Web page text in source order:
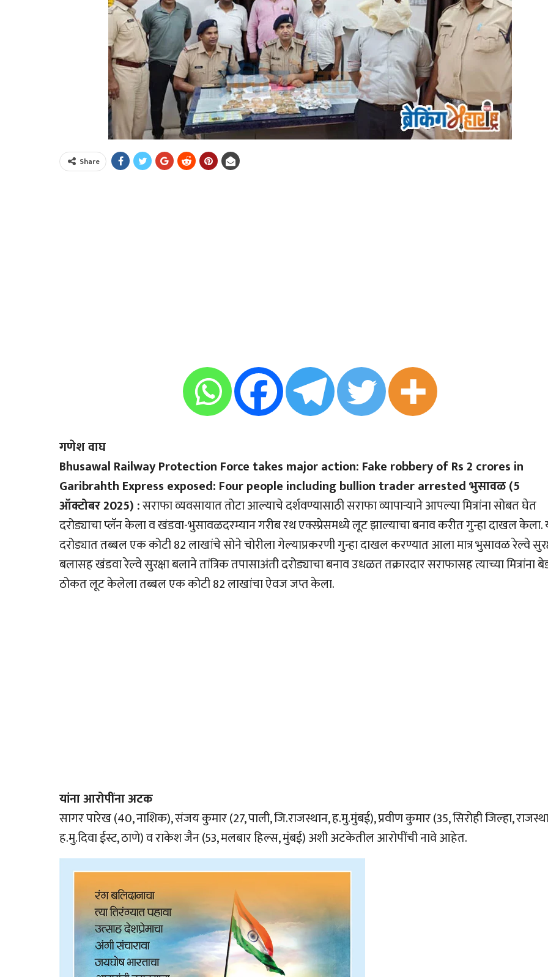
Share
गणेश वाघ
Bhusawal Railway Protection Force takes major action: Fake robbery of Rs 2 crores in
Garibrahth Express exposed: Four people including bullion trader arrested भुसावळ (5
ऑक्टोबर 2025) :सराफा व्यवसायात तोटा आल्याचे दर्शवण्यासाठी सराफा व्यापार्‍याने आपल्या मित्रांना सोबत घेत
दरोड्याचा प्लॅन केला व खंडवा-भुसावळदरम्यान गरीब रथ एक्स्प्रेसमध्ये लूट झाल्याचा बनाव करीत गुन्हा दाखल केला.
दरोड्यात तब्बल एक कोटी 82 लाखांचे सोने चोरीला गेल्याप्रकरणी गुन्हा दाखल करण्यात आला मात्र भुसावळ रेल्वे
बलासह खंडवा रेल्वे सुरक्षा बलाने तांत्रिक तपासाअंती दरोड्याचा बनाव उधळत तक्रारदार सराफासह त्याच्या मित्रांना
ठोकत लूट केलेला तब्बल एक कोटी 82 लाखांचा ऐवज जप्त केला.
यांना आरोपींना अटक
सागर पारेख (40, नाशिक), संजय कुमार (27, पाली, जि.राजस्थान, ह.मु.मुंबई), प्रवीण कुमार (35, सिरोही जिल्हा,
ह.मु.दिवा ईस्ट, ठाणे) व राकेश जैन (53, मलबार हिल्स, मुंबई) अशी अटकेतील आरोपींची नावे आहेत.